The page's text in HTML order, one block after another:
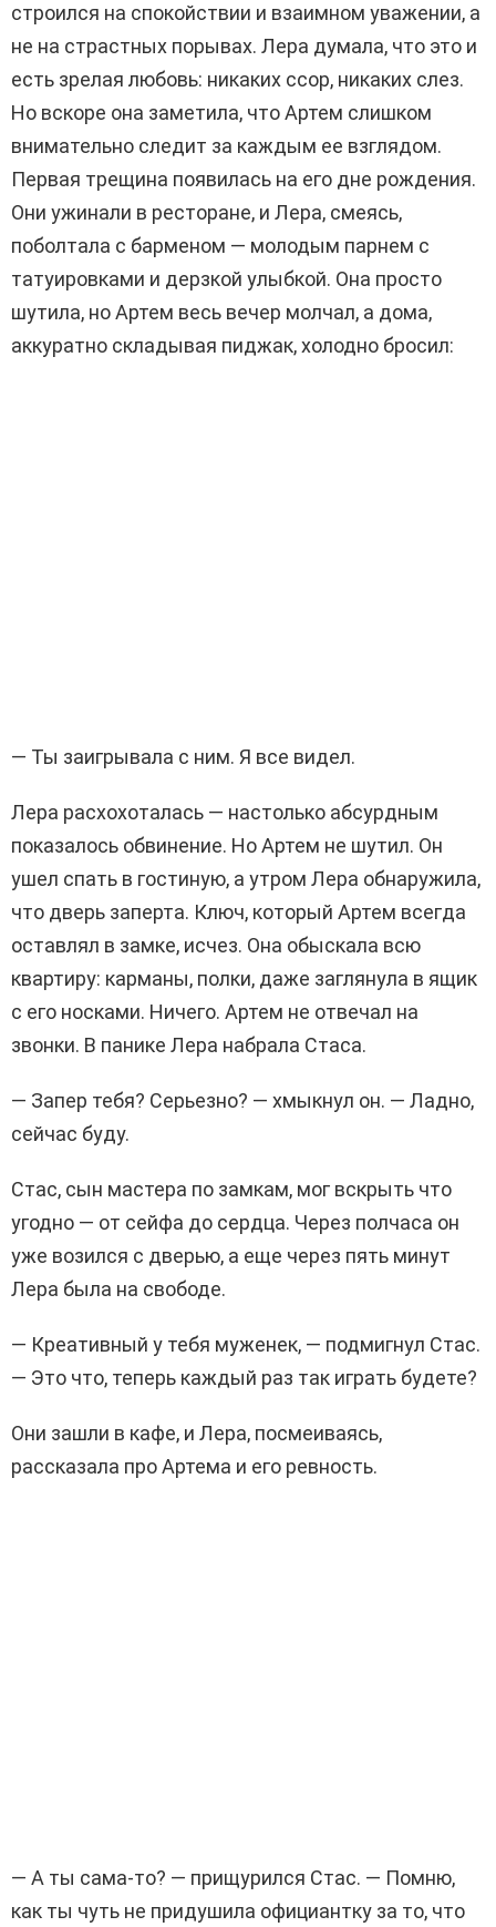
строился на спокойствии и взаимном уважении, а
не на страстных порывах. Лера думала, что это и
есть зрелая любовь: никаких ссор, никаких слез.
Но вскоре она заметила, что Артем слишком
внимательно следит за каждым ее взглядом.
Первая трещина появилась на его дне рождения.
Они ужинали в ресторане, и Лера, смеясь,
поболтала с барменом — молодым парнем с
татуировками и дерзкой улыбкой. Она просто
шутила, но Артем весь вечер молчал, а дома,
аккуратно складывая пиджак, холодно бросил:
— Ты заигрывала с ним. Я все видел.
Лера расхохоталась — настолько абсурдным
показалось обвинение. Но Артем не шутил. Он
ушел спать в гостиную, а утром Лера обнаружила,
что дверь заперта. Ключ, который Артем всегда
оставлял в замке, исчез. Она обыскала всю
квартиру: карманы, полки, даже заглянула в ящик
с его носками. Ничего. Артем не отвечал на
звонки. В панике Лера набрала Стаса.
— Запер тебя? Серьезно? — хмыкнул он. — Ладно,
сейчас буду.
Стас, сын мастера по замкам, мог вскрыть что
угодно — от сейфа до сердца. Через полчаса он
уже возился с дверью, а еще через пять минут
Лера была на свободе.
— Креативный у тебя муженек, — подмигнул Стас.
— Это что, теперь каждый раз так играть будете?
Они зашли в кафе, и Лера, посмеиваясь,
рассказала про Артема и его ревность.
— А ты сама-то? — прищурился Стас. — Помню,
как ты чуть не придушила официантку за то, что